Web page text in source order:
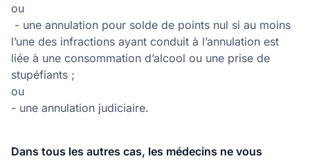
ou
- une annulation pour solde de points nul si au moins
l’une des infractions ayant conduit à l’annulation est
liée à une consommation d’alcool ou une prise de
stupéfiants ;
ou
- une annulation judiciaire.
Dans tous les autres cas, les médecins ne vous